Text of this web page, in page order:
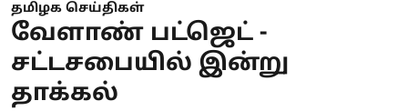
தமிழக செய்திகள்
வேளாண் பட்ஜெட் -
சட்டசபையில் இன்று
தாக்கல்